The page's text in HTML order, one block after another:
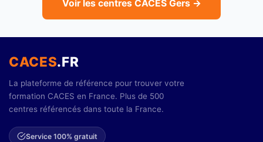
Voir les centres CACES Gers →
CACES.FR
La plateforme de référence pour trouver votre
formation CACES en France. Plus de 500
centres référencés dans toute la France.
Service 100% gratuit